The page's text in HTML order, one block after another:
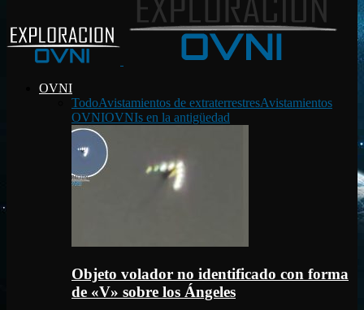
OVNI
TodoAvistamientos de extraterrestresAvistamientos
OVNIOVNIs en la antigüedad
Objeto volador no identificado con forma
de «V» sobre los Ángeles